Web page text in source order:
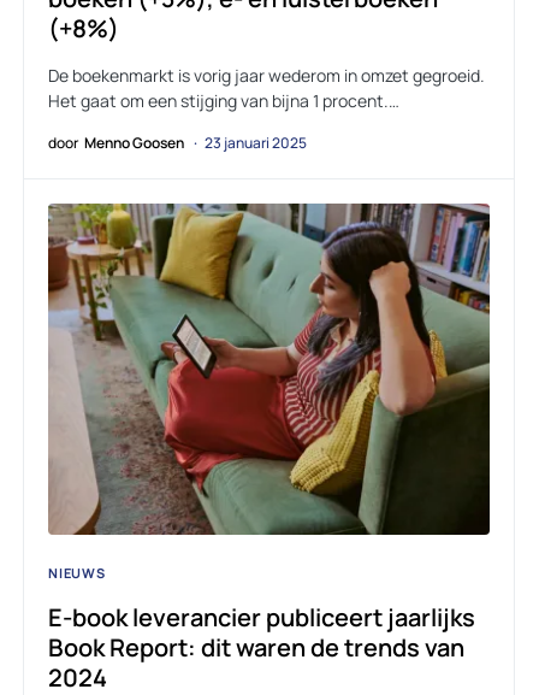
(+8%)
De boekenmarkt is vorig jaar wederom in omzet gegroeid.
Het gaat om een stijging van bijna 1 procent.…
door Menno Goosen 23 januari 2025
NIEUWS
E-book leverancier publiceert jaarlijks
Book Report: dit waren de trends van
2024